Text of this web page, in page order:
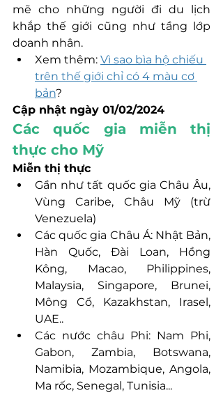
mẽ cho những người đi du lịch
khắp thế giới cũng như tầng lớp
doanh nhân.
Xem thêm: Vì sao bìa hộ chiếu
trên thế giới chỉ có 4 màu cơ
bản?
Cập nhật ngày 01/02/2024
Các quốc gia miễn thị
thực cho Mỹ
Miễn thị thực
Gần như tất quốc gia Châu Âu,
Vùng Caribe, Châu Mỹ (trừ
Venezuela)
Các quốc gia Châu Á: Nhật Bản,
Hàn Quốc, Đài Loan, Hồng
Kông, Macao, Philippines,
Malaysia, Singapore, Brunei,
Mông Cổ, Kazakhstan, Irasel,
UAE..
Các nước châu Phi: Nam Phi,
Gabon, Zambia, Botswana,
Namibia, Mozambique, Angola,
Ma rốc, Senegal, Tunisia...